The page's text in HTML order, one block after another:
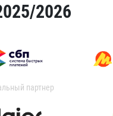
2026
партнер